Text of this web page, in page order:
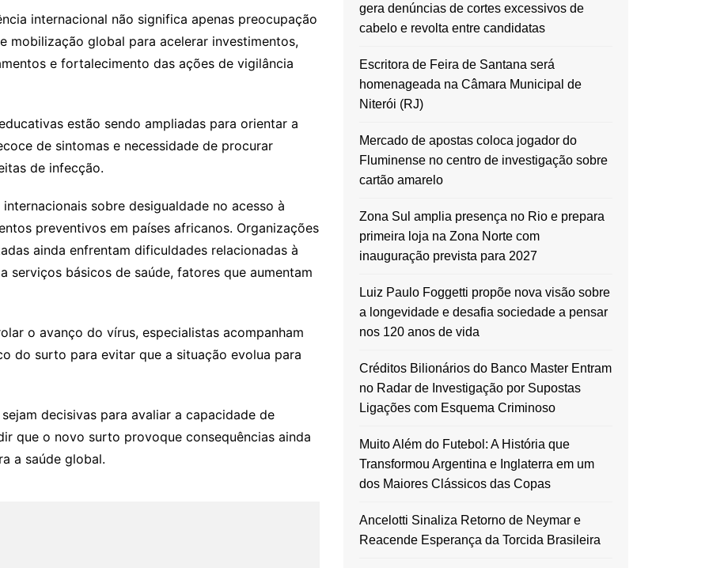
internacional não significa apenas preocupação
mobilização global para acelerar investimentos,
e fortalecimento das ações de vigilância
estão sendo ampliadas para orientar a
de sintomas e necessidade de procurar
de infecção.
sobre desigualdade no acesso à
preventivos em países africanos. Organizações
ainda enfrentam dificuldades relacionadas à
básicos de saúde, fatores que aumentam
o avanço do vírus, especialistas acompanham
do surto para evitar que a situação evolua para
decisivas para avaliar a capacidade de
que o novo surto provoque consequências ainda
a saúde global.
gera denúncias de cortes excessivos de
cabelo e revolta entre candidatas
Escritora de Feira de Santana será
homenageada na Câmara Municipal de
Niterói (RJ)
Mercado de apostas coloca jogador do
Fluminense no centro de investigação sobre
cartão amarelo
Zona Sul amplia presença no Rio e prepara
primeira loja na Zona Norte com
inauguração prevista para 2027
Luiz Paulo Foggetti propõe nova visão sobre
a longevidade e desafia sociedade a pensar
nos 120 anos de vida
Créditos Bilionários do Banco Master Entram
no Radar de Investigação por Supostas
Ligações com Esquema Criminoso
Muito Além do Futebol: A História que
Transformou Argentina e Inglaterra em um
dos Maiores Clássicos das Copas
Ancelotti Sinaliza Retorno de Neymar e
Reacende Esperança da Torcida Brasileira